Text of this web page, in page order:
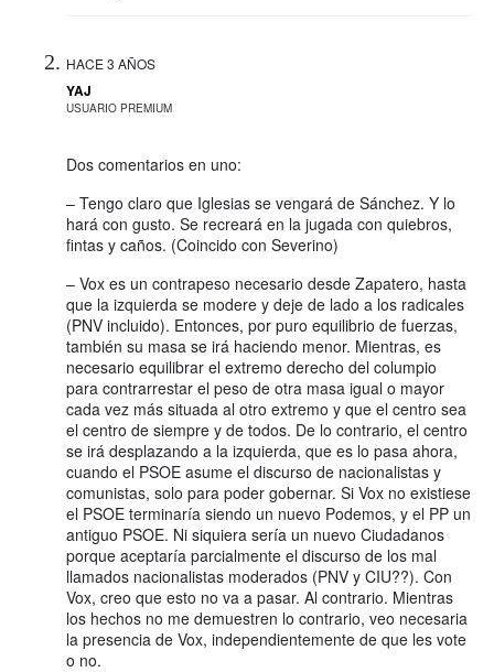
HACE 3 AÑOS
YAJ
USUARIO PREMIUM
Dos comentarios en uno:
– Tengo claro que Iglesias se vengará de Sánchez. Y lo
hará con gusto. Se recreará en la jugada con quiebros,
fintas y caños. (Coincido con Severino)
– Vox es un contrapeso necesario desde Zapatero, hasta
que la izquierda se modere y deje de lado a los radicales
(PNV incluido). Entonces, por puro equilibrio de fuerzas,
también su masa se irá haciendo menor. Mientras, es
necesario equilibrar el extremo derecho del columpio
para contrarrestar el peso de otra masa igual o mayor
cada vez más situada al otro extremo y que el centro sea
el centro de siempre y de todos. De lo contrario, el centro
se irá desplazando a la izquierda, que es lo pasa ahora,
cuando el PSOE asume el discurso de nacionalistas y
comunistas, solo para poder gobernar. Si Vox no existiese
el PSOE terminaría siendo un nuevo Podemos, y el PP un
antiguo PSOE. Ni siquiera sería un nuevo Ciudadanos
porque aceptaría parcialmente el discurso de los mal
llamados nacionalistas moderados (PNV y CIU??). Con
Vox, creo que esto no va a pasar. Al contrario. Mientras
los hechos no me demuestren lo contrario, veo necesaria
la presencia de Vox, independientemente de que les vote
o no.